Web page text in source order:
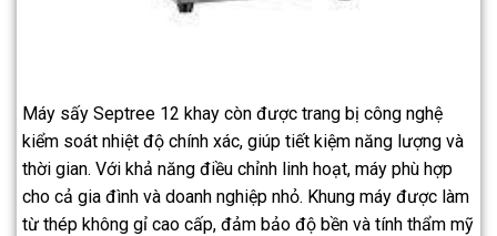
Máy sấy Septree 12 khay còn được trang bị công nghệ
kiểm soát nhiệt độ chính xác, giúp tiết kiệm năng lượng và
thời gian. Với khả năng điều chỉnh linh hoạt, máy phù hợp
cho cả gia đình và doanh nghiệp nhỏ. Khung máy được làm
từ thép không gỉ cao cấp, đảm bảo độ bền và tính thẩm mỹ